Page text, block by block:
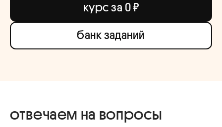
курс за 0 ₽
банк заданий
отвечаем на вопросы